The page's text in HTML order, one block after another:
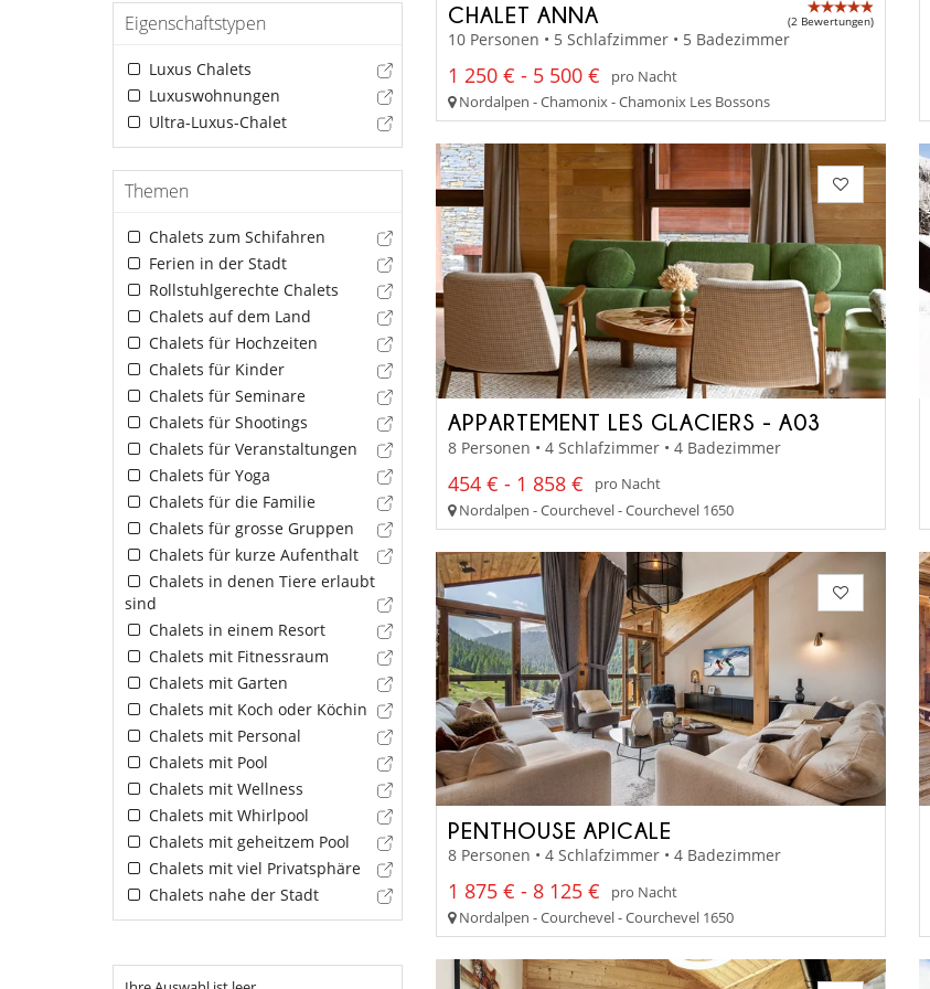
Eigenschaftstypen
Luxus Chalets
Luxuswohnungen
Ultra-Luxus-Chalet
Themen
Chalets zum Schifahren
Ferien in der Stadt
Rollstuhlgerechte Chalets
Chalets auf dem Land
Chalets für Hochzeiten
Chalets für Kinder
Chalets für Seminare
Chalets für Shootings
Chalets für Veranstaltungen
Chalets für Yoga
Chalets für die Familie
Chalets für grosse Gruppen
Chalets für kurze Aufenthalt
Chalets in denen Tiere erlaubt
sind
Chalets in einem Resort
Chalets mit Fitnessraum
Chalets mit Garten
Chalets mit Koch oder Köchin
Chalets mit Personal
Chalets mit Pool
Chalets mit Wellness
Chalets mit Whirlpool
Chalets mit geheitzem Pool
Chalets mit viel Privatsphäre
Chalets nahe der Stadt
CHALET ANNA (2 Bewertungen)
10 Personen • 5 Schlafzimmer • 5 Badezimmer
1 250 € - 5 500 €
pro Nacht
Nordalpen - Chamonix - Chamonix Les Bossons
APPARTEMENT LES GLACIERS - A03
8 Personen • 4 Schlafzimmer • 4 Badezimmer
454 € - 1 858 €
pro Nacht
Nordalpen - Courchevel - Courchevel 1650
PENTHOUSE APICALE
8 Personen • 4 Schlafzimmer • 4 Badezimmer
1 875 € - 8 125 €
pro Nacht
Nordalpen - Courchevel - Courchevel 1650